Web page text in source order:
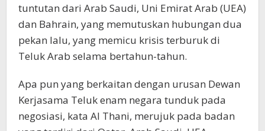
tuntutan dari Arab Saudi, Uni Emirat Arab (UEA)
dan Bahrain, yang memutuskan hubungan dua
pekan lalu, yang memicu krisis terburuk di
Teluk Arab selama bertahun-tahun.
Apa pun yang berkaitan dengan urusan Dewan
Kerjasama Teluk enam negara tunduk pada
negosiasi, kata Al Thani, merujuk pada badan